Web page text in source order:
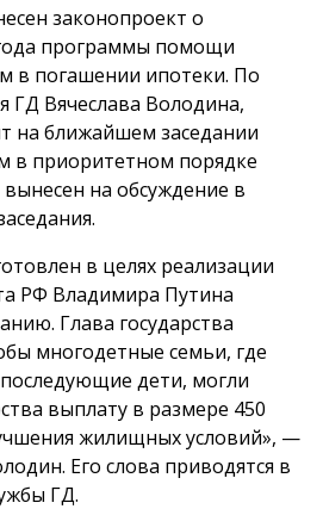
законопроект о
программы помощи
в погашении ипотеки. По
ГД Вячеслава Володина,
на ближайшем заседании
в приоритетном порядке
на обсуждение в
в целях реализации
РФ Владимира Путина
Глава государства
многодетные семьи, где
дети, могли
выплату в размере 450
жилищных условий», —
Его слова приводятся в
ГД.